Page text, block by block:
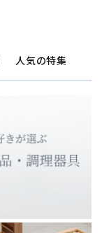
人気の特集